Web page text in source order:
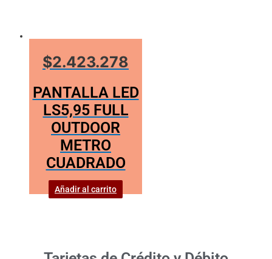
$2.423.278
PANTALLA LED
LS5,95 FULL
OUTDOOR
METRO
CUADRADO
Añadir al carrito